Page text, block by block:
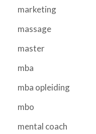
marketing
massage
master
mba
mba opleiding
mbo
mental coach